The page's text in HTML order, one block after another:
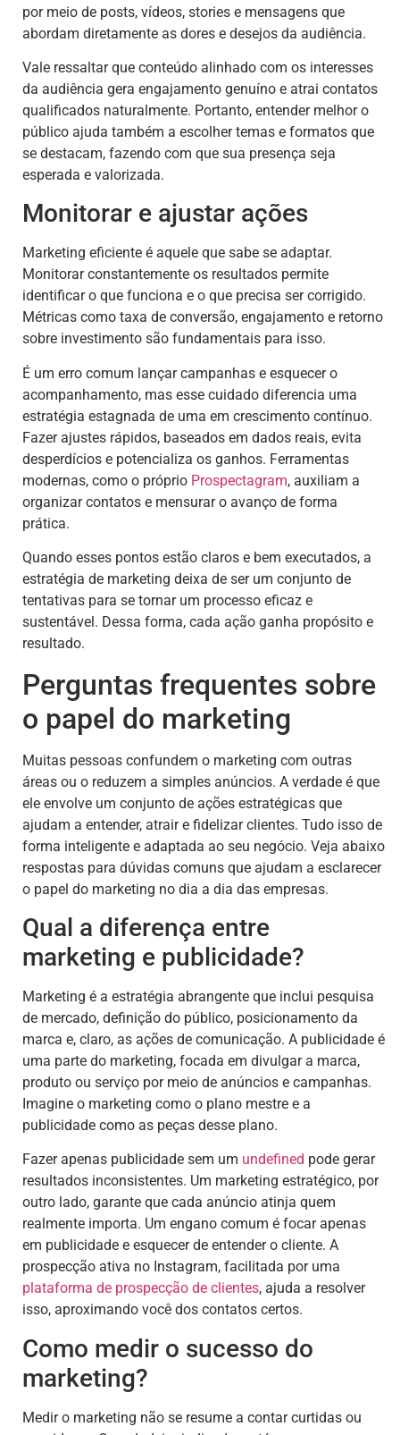
por meio de posts, vídeos, stories e mensagens que
abordam diretamente as dores e desejos da audiência.
Vale ressaltar que conteúdo alinhado com os interesses
da audiência gera engajamento genuíno e atrai contatos
qualificados naturalmente. Portanto, entender melhor o
público ajuda também a escolher temas e formatos que
se destacam, fazendo com que sua presença seja
esperada e valorizada.
Monitorar e ajustar ações
Marketing eficiente é aquele que sabe se adaptar.
Monitorar constantemente os resultados permite
identificar o que funciona e o que precisa ser corrigido.
Métricas como taxa de conversão, engajamento e retorno
sobre investimento são fundamentais para isso.
É um erro comum lançar campanhas e esquecer o
acompanhamento, mas esse cuidado diferencia uma
estratégia estagnada de uma em crescimento contínuo.
Fazer ajustes rápidos, baseados em dados reais, evita
desperdícios e potencializa os ganhos. Ferramentas
modernas, como o próprio Prospectagram, auxiliam a
organizar contatos e mensurar o avanço de forma
prática.
Quando esses pontos estão claros e bem executados, a
estratégia de marketing deixa de ser um conjunto de
tentativas para se tornar um processo eficaz e
sustentável. Dessa forma, cada ação ganha propósito e
resultado.
Perguntas frequentes sobre
o papel do marketing
Muitas pessoas confundem o marketing com outras
áreas ou o reduzem a simples anúncios. A verdade é que
ele envolve um conjunto de ações estratégicas que
ajudam a entender, atrair e fidelizar clientes. Tudo isso de
forma inteligente e adaptada ao seu negócio. Veja abaixo
respostas para dúvidas comuns que ajudam a esclarecer
o papel do marketing no dia a dia das empresas.
Qual a diferença entre
marketing e publicidade?
Marketing é a estratégia abrangente que inclui pesquisa
de mercado, definição do público, posicionamento da
marca e, claro, as ações de comunicação. A publicidade é
uma parte do marketing, focada em divulgar a marca,
produto ou serviço por meio de anúncios e campanhas.
Imagine o marketing como o plano mestre e a
publicidade como as peças desse plano.
Fazer apenas publicidade sem um undefined pode gerar
resultados inconsistentes. Um marketing estratégico, por
outro lado, garante que cada anúncio atinja quem
realmente importa. Um engano comum é focar apenas
em publicidade e esquecer de entender o cliente. A
prospecção ativa no Instagram, facilitada por uma
plataforma de prospecção de clientes, ajuda a resolver
isso, aproximando você dos contatos certos.
Como medir o sucesso do
marketing?
Medir o marketing não se resume a contar curtidas ou